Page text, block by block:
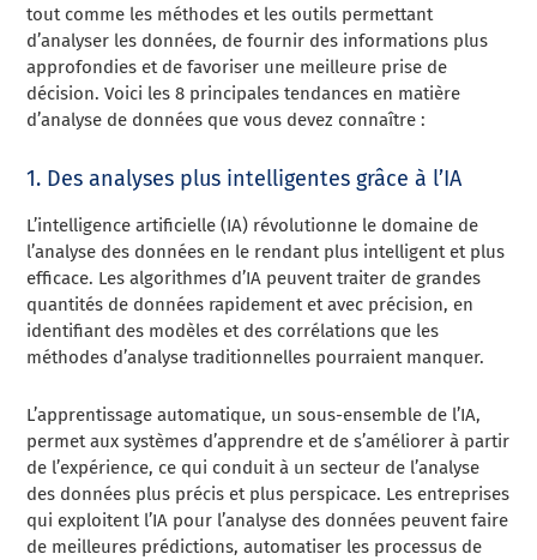
tout comme les méthodes et les outils permettant
d’analyser les données, de fournir des informations plus
approfondies et de favoriser une meilleure prise de
décision. Voici les 8 principales tendances en matière
d’analyse de données que vous devez connaître :
1. Des analyses plus intelligentes grâce à l’IA
L’intelligence artificielle (IA) révolutionne le domaine de
l’analyse des données en le rendant plus intelligent et plus
efficace. Les algorithmes d’IA peuvent traiter de grandes
quantités de données rapidement et avec précision, en
identifiant des modèles et des corrélations que les
méthodes d’analyse traditionnelles pourraient manquer.
L’apprentissage automatique, un sous-ensemble de l’IA,
permet aux systèmes d’apprendre et de s’améliorer à partir
de l’expérience, ce qui conduit à un secteur de l’analyse
des données plus précis et plus perspicace. Les entreprises
qui exploitent l’IA pour l’analyse des données peuvent faire
de meilleures prédictions, automatiser les processus de